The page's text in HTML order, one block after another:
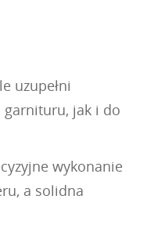
uzupełni
garnituru, jak i do
wykonanie
a solidna